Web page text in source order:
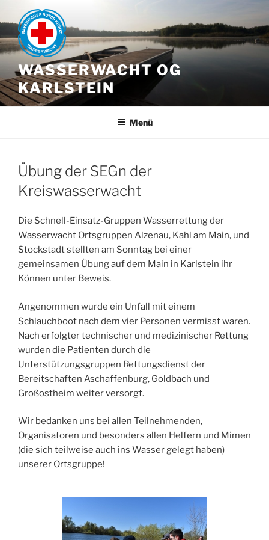
Inhalt
springen
WASSERWACHT OG
KARLSTEIN
Menü
Übung der SEGn der
Kreiswasserwacht
Die Schnell-Einsatz-Gruppen Wasserrettung der
Wasserwacht Ortsgruppen Alzenau, Kahl am Main, und
Stockstadt stellten am Sonntag bei einer
gemeinsamen Übung auf dem Main in Karlstein ihr
Können unter Beweis.
Angenommen wurde ein Unfall mit einem
Schlauchboot nach dem vier Personen vermisst waren.
Nach erfolgter technischer und medizinischer Rettung
wurden die Patienten durch die
Unterstützungsgruppen Rettungsdienst der
Bereitschaften Aschaffenburg, Goldbach und
Großostheim weiter versorgt.
Wir bedanken uns bei allen Teilnehmenden,
Organisatoren und besonders allen Helfern und Mimen
(die sich teilweise auch ins Wasser gelegt haben)
unserer Ortsgruppe!